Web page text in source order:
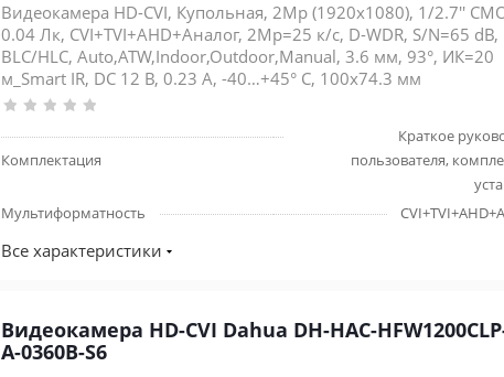
Видеокамера HD-CVI, Купольная, 2Mp (1920x1080), 1/2.7''
0.04 Лк, CVI+TVI+AHD+Аналог, 2Mp=25 к/с, D-WDR, S/N=65 dB,
BLC/HLC, Auto,ATW,Indoor,Outdoor,Manual, 3.6 мм, 93°, ИК=20
м_Smart IR, DC 12 В, 0.23 А, -40…+45° С, 100x74.3 мм
Комплектация
Краткое
пользователя,
Мультиформатность
Все характеристики
Видеокамера HD-CVI Dahua DH-HAC-
A-0360B-S6